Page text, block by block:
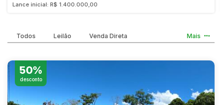
Comercial
Imovel
Lote/Trreno
Ponto Comercial
Pousada
Pesquisar
Lance inicial: R$ 1.400.000,00
Todos Leilão Venda Direta Mais
50%
desconto